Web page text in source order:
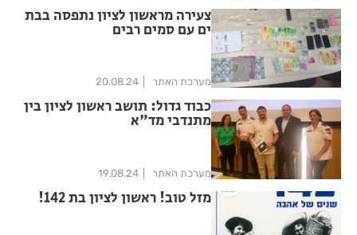
צעירה מראשון לציון נתפסה בבת
ים עם סמים רבים
מערכת האתר 20.08.24
כבוד גדול: תושב ראשון לציון בין
מתנדבי מד"א
מערכת האתר 19.08.24
מזל טוב! ראשון לציון בת 142!